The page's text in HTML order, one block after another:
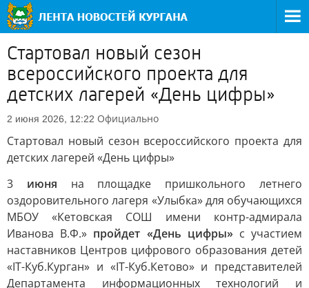
Стартовал новый сезон
всероссийского проекта для
детских лагерей «День цифры»
2 июня 2026, 12:22 Официально
Стартовал новый сезон всероссийского проекта для
детских лагерей «День цифры»
3 июня на площадке пришкольного летнего
оздоровительного лагеря «Улыбка» для обучающихся
МБОУ «Кетовская СОШ имени контр-адмирала
Иванова В.Ф.» пройдет «День цифры»с участием
наставников Центров цифрового образования детей
«IT-Куб.Курган» и «IT-Куб.Кетово» и представителей
Департамента информационных технологий и